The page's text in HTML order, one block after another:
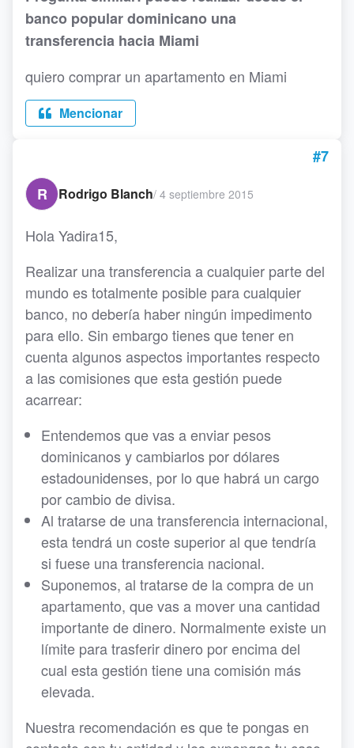
banco popular dominicano una
transferencia hacia Miami
quiero comprar un apartamento en Miami
Mencionar
#7
R
Rodrigo Blanch/ 4 septiembre 2015
Hola Yadira15,
Realizar una transferencia a cualquier parte del
mundo es totalmente posible para cualquier
banco, no debería haber ningún impedimento
para ello. Sin embargo tienes que tener en
cuenta algunos aspectos importantes respecto
a las comisiones que esta gestión puede
acarrear:
Entendemos que vas a enviar pesos
dominicanos y cambiarlos por dólares
estadounidenses, por lo que habrá un cargo
por cambio de divisa.
Al tratarse de una transferencia internacional,
esta tendrá un coste superior al que tendría
si fuese una transferencia nacional.
Suponemos, al tratarse de la compra de un
apartamento, que vas a mover una cantidad
importante de dinero. Normalmente existe un
límite para trasferir dinero por encima del
cual esta gestión tiene una comisión más
elevada.
Nuestra recomendación es que te pongas en